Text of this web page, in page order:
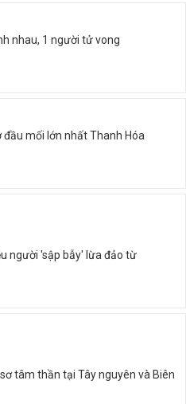
nhau, 1 người tử vong
đầu mối lớn nhất Thanh Hóa
người 'sập bẫy' lừa đảo từ
sơ tâm thần tại Tây nguyên và Biên